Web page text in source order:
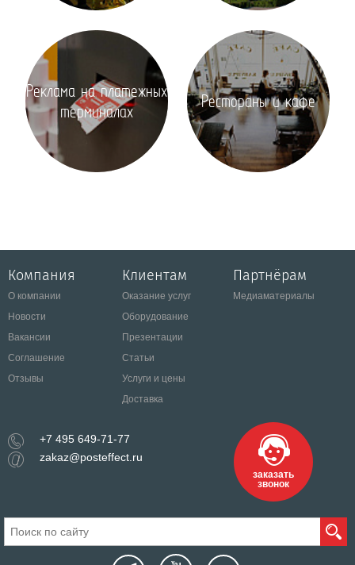
Реклама на платежных
терминалах
Рестораны и кафе
Компания
О компании
Новости
Вакансии
Соглашение
Отзывы
Клиентам
Оказание услуг
Оборудование
Презентации
Статьи
Услуги и цены
Доставка
Партнёрам
Медиаматериалы
+7 495 649-71-77
zakaz@posteffect.ru
заказать
звонок